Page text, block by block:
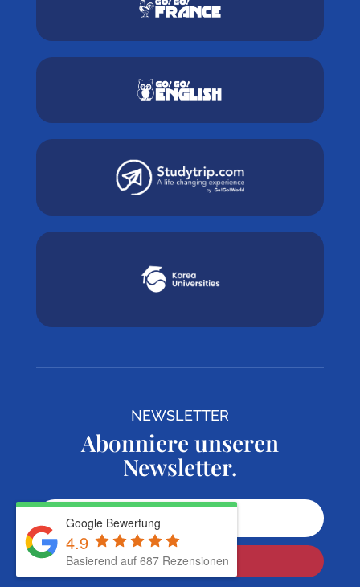
Google Bewertung
4.9
Basierend auf 687 Rezensionen
NEWSLETTER
Abonniere unseren
Newsletter.
Jetzt abonnieren